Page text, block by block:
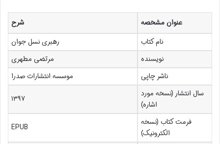
عنوان مشخصه
شرح
نام کتاب
رهبری نسل جوان
نویسنده
مرتضی مطهری
ناشر چاپی
موسسه انتشارات صدرا
سال انتشار (نسخه مورد
اشاره)
۱۳۹۷
فرمت کتاب (نسخه
الکترونیک)
EPUB